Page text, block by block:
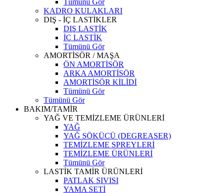
Tümünü Gör
KADRO KULAKLARI
DIŞ - İÇ LASTİKLER
DIŞ LASTİK
İÇ LASTİK
Tümünü Gör
AMORTİSÖR / MAŞA
ÖN AMORTİSÖR
ARKA AMORTİSÖR
AMORTİSÖR KİLİDİ
Tümünü Gör
Tümünü Gör
BAKIM/TAMİR
YAĞ VE TEMİZLEME ÜRÜNLERİ
YAĞ
YAĞ SÖKÜCÜ (DEGREASER)
TEMİZLEME SPREYLERİ
TEMİZLEME ÜRÜNLERİ
Tümünü Gör
LASTİK TAMİR ÜRÜNLERİ
PATLAK SIVISI
YAMA SETİ